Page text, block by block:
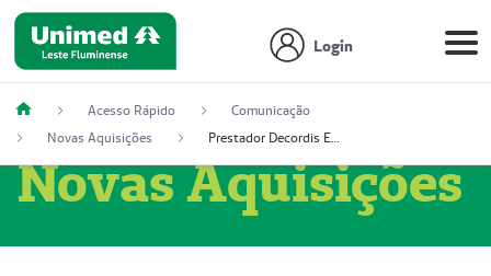
Login
Acesso Rápido
Comunicação
Novas Aquisições
Prestador Decordis Exames Cardiológicos LTDA (51004346-0)
Novas Aquisições